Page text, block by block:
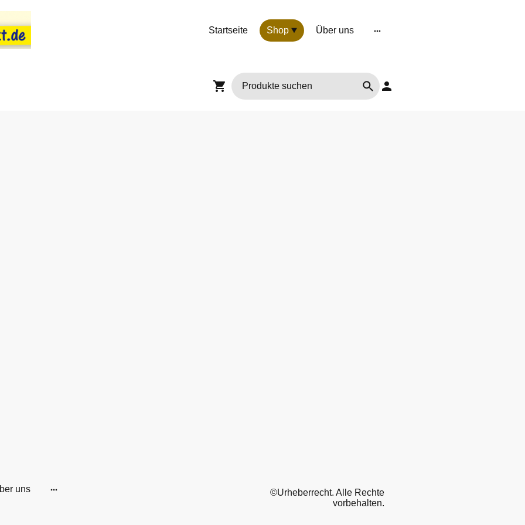
Startseite Shop Über uns
uns
©Urheberrecht. Alle Rechte
vorbehalten.